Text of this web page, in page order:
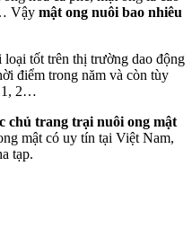
Vậy mật ong nuôi bao nhiêu
tốt trên thị trường dao động
điểm trong năm và còn tùy
1, 2…
chủ trang trại nuôi ong mật
mật có uy tín tại Việt Nam,
tạp.